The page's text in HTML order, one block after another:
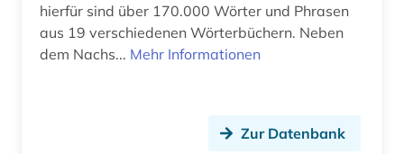
hierfür sind über 170.000 Wörter und Phrasen
aus 19 verschiedenen Wörterbüchern. Neben
dem Nachs... Mehr Informationen
Zur Datenbank